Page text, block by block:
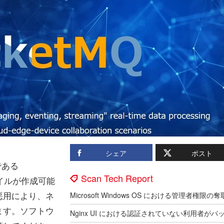
シェア ポスト
Scan Tech Report
る
ルが作成可能
により、ネ
。ソフトウ